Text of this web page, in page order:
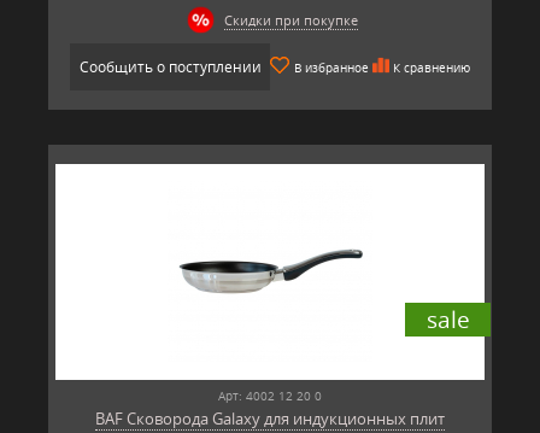
Скидки при покупке
Сообщить о поступлении В избранное К сравнению
sale
Арт: 4002 12 20 0
BAF Сковорода Galaxy для индукционных плит